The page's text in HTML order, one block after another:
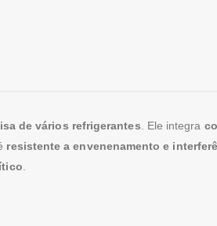
de vários refrigerantes . Ele integra
resistente a envenenamento e